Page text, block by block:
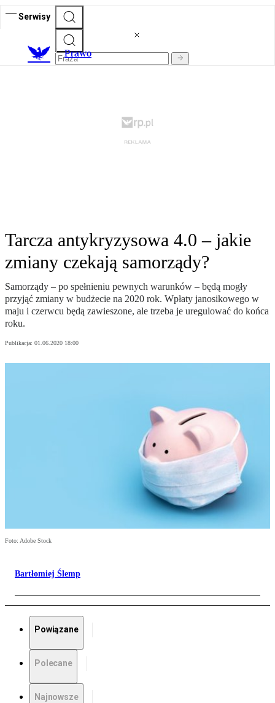
Serwisy
Prawo
Tarcza antykryzysowa 4.0 – jakie
zmiany czekają samorządy?
Samorządy – po spełnieniu pewnych warunków – będą mogły
przyjąć zmiany w budżecie na 2020 rok. Wpłaty janosikowego w
maju i czerwcu będą zawieszone, ale trzeba je uregulować do końca
roku.
Publikacja: 01.06.2020 18:00
Foto: Adobe Stock
Bartłomiej Ślemp
Powiązane
Polecane
Najnowsze